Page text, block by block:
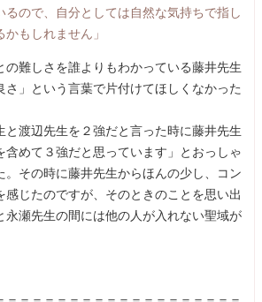
るので、自分としては自然な気持ちで指し
もしれません」
難しさを誰よりもわかっている藤井先生
さ」という言葉で片付けてほしくなかった
渡辺先生を２強だと言った時に藤井先生
含めて３強だと思っています」とおっしゃ
。その時に藤井先生からほんの少し、コン
感じたのですが、そのときのことを思い出
永瀬先生の間には他の人が入れない聖域が